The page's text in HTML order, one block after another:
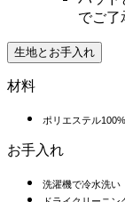
でご了
生地とお手入れ
材料
ポリエステル100%
お手入れ
洗濯機で冷水洗い